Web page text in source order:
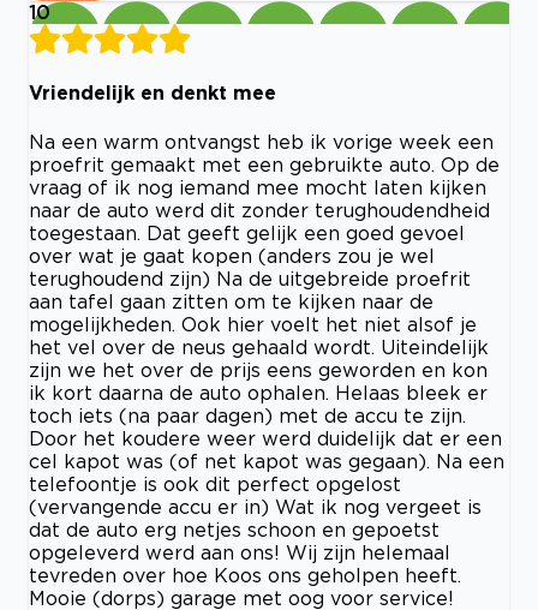
10
Vriendelijk en denkt mee
Na een warm ontvangst heb ik vorige week een
proefrit gemaakt met een gebruikte auto. Op de
vraag of ik nog iemand mee mocht laten kijken
naar de auto werd dit zonder terughoudendheid
toegestaan. Dat geeft gelijk een goed gevoel
over wat je gaat kopen (anders zou je wel
terughoudend zijn) Na de uitgebreide proefrit
aan tafel gaan zitten om te kijken naar de
mogelijkheden. Ook hier voelt het niet alsof je
het vel over de neus gehaald wordt. Uiteindelijk
zijn we het over de prijs eens geworden en kon
ik kort daarna de auto ophalen. Helaas bleek er
toch iets (na paar dagen) met de accu te zijn.
Door het koudere weer werd duidelijk dat er een
cel kapot was (of net kapot was gegaan). Na een
telefoontje is ook dit perfect opgelost
(vervangende accu er in) Wat ik nog vergeet is
dat de auto erg netjes schoon en gepoetst
opgeleverd werd aan ons! Wij zijn helemaal
tevreden over hoe Koos ons geholpen heeft.
Mooie (dorps) garage met oog voor service!